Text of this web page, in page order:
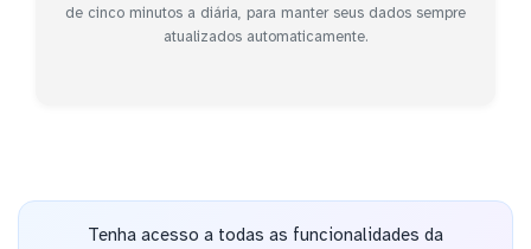
de cinco minutos a diária, para manter seus dados sempre
atualizados automaticamente.
Tenha acesso a todas as funcionalidades da